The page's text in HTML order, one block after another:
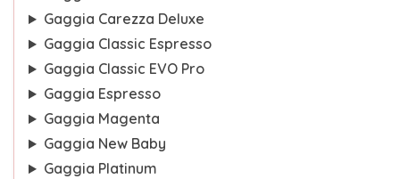
Gaggia Carezza Deluxe
Gaggia Classic Espresso
Gaggia Classic EVO Pro
Gaggia Espresso
Gaggia Magenta
Gaggia New Baby
Gaggia Platinum